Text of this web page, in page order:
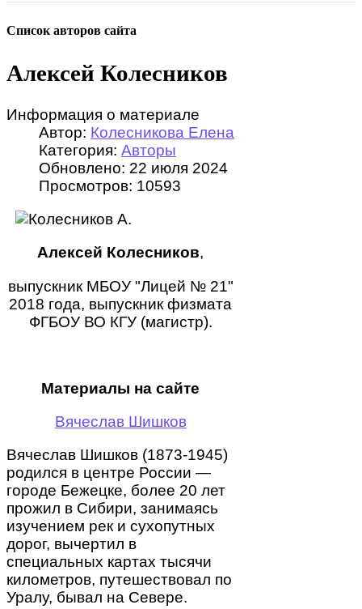
Список авторов сайта
Алексей Колесников
Информация о материале
Автор: Колесникова Елена
Категория: Авторы
Обновлено: 22 июля 2024
Просмотров: 10593
Алексей Колесников,
выпускник МБОУ "Лицей № 21"
2018 года, выпускник физмата
ФГБОУ ВО КГУ (магистр).
Материалы на сайте
Вячеслав Шишков
Вячеслав Шишков (1873-1945)
родился в центре России —
городе Бежецке, более 20 лет
прожил в Сибири, занимаясь
изучением рек и сухопутных
дорог, вычертил в
специальных картах тысячи
километров, путешествовал по
Уралу, бывал на Севере.